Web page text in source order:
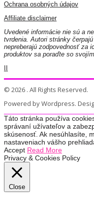
Ochrana osobných údajov
Affiliate disclaimer
Uvedené informácie nie sú a
tvrdenia. Autori stránky
nepreberajú zodpovednosť za
produktov sa poraďte so
© 2026 . All Rights Reserved.
Powered by Wordpress.
Táto stránka používa
správaní užívateľov a
skúsenosť. Ak nesúhlasíte,
nastaveniach vášho
Accept Read More
Privacy & Cookies Policy
Close